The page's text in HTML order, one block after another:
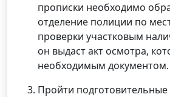
прописки необходимо
отделение полиции по
проверки участковым
он выдаст акт осмотра,
необходимым документом.
Пройти подготовительные